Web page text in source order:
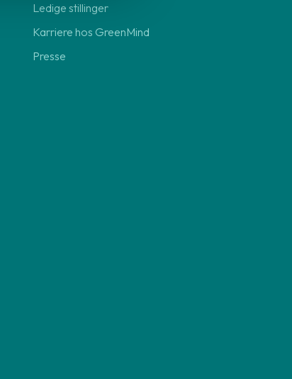
Ledige stillinger
Karriere hos GreenMind
Presse